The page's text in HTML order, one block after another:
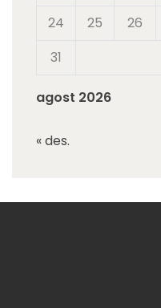
agost 2026
24
25 26
31
« des.